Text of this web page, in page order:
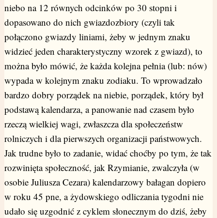
niebo na 12 równych odcinków po 30 stopni i
dopasowano do nich gwiazdozbiory (czyli tak
połączono gwiazdy liniami, żeby w jednym znaku
widzieć jeden charakterystyczny wzorek z gwiazd), to
można było mówić, że każda kolejna pełnia (lub: nów)
wypada w kolejnym znaku zodiaku. To wprowadzało
bardzo dobry porządek na niebie, porządek, który był
podstawą kalendarza, a panowanie nad czasem było
rzeczą wielkiej wagi, zwłaszcza dla społeczeństw
rolniczych i dla pierwszych organizacji państwowych.
Jak trudne było to zadanie, widać choćby po tym, że tak
rozwinięta społeczność, jak Rzymianie, zwalczyła (w
osobie Juliusza Cezara) kalendarzowy bałagan dopiero
w roku 45 pne, a żydowskiego odliczania tygodni nie
udało się uzgodnić z cyklem słonecznym do dziś, żeby